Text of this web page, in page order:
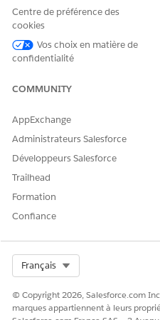
CET ARTICLE A-T-IL
Dites-nous ce que
Centre de préférence des
cookies
Vos choix en matière de
confidentialité
COMMUNITY
AppExchange
Administrateurs Salesforce
Développeurs Salesforce
Trailhead
Formation
Confiance
Français
© Copyright 2026, Salesforce.com
marques appartiennent à leurs